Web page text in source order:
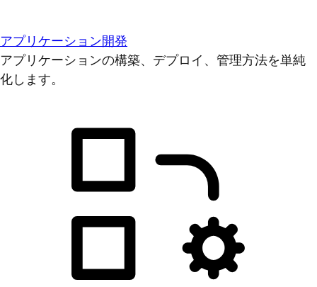
アプリケーション開発
アプリケーションの構築、デプロイ、管理方法を単純
化します。